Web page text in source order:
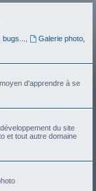
Galerie photo,
d'apprendre à se
du site
et tout autre domaine